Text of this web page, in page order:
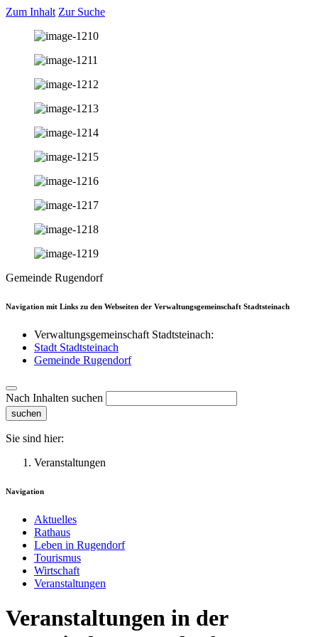
Zum Inhalt Zur Suche
Gemeinde Rugendorf
Navigation mit Links zu den Webseiten der Verwaltungsgemeinschaft Stadtsteinach
Verwaltungsgemeinschaft Stadtsteinach:
Stadt Stadtsteinach
Gemeinde Rugendorf
Nach Inhalten suchen
suchen
Sie sind hier:
Veranstaltungen
Navigation
Aktuelles
Rathaus
Leben in Rugendorf
Tourismus
Wirtschaft
Veranstaltungen
Veranstaltungen in der